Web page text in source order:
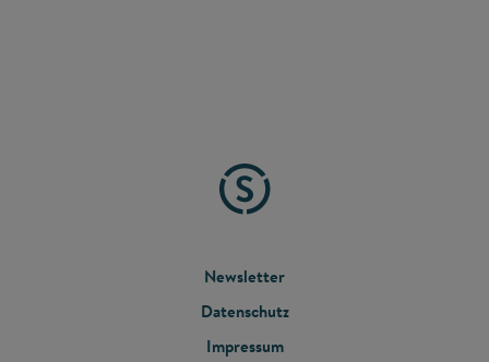
FOOTER
MENU
Newsletter
Datenschutz
Impressum